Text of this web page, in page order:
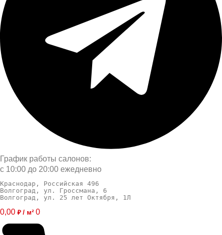
График работы салонов:
с 10:00 до 20:00 ежедневно
Краснодар, Российская 496
Волгоград, ул. Гроссмана, 6
Волгоград, ул. 25 лет Октября, 1Л
0,00 ₽ / м² 0